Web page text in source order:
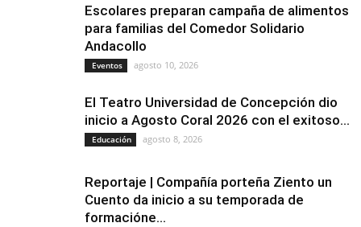
Escolares preparan campaña de alimentos
para familias del Comedor Solidario
Andacollo
Eventos agosto 10, 2026
El Teatro Universidad de Concepción dio
inicio a Agosto Coral 2026 con el exitoso...
Educación agosto 8, 2026
Reportaje | Compañía porteña Ziento un
Cuento da inicio a su temporada de
formacióne...